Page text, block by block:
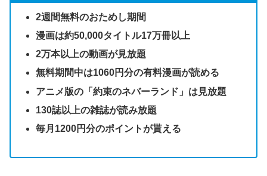
2週間無料のおためし期間
漫画は約50,000タイトル17万冊以上
2万本以上の動画が見放題
無料期間中は1060円分の有料漫画が読める
アニメ版の「約束のネバーランド」は見放題
130誌以上の雑誌が読み放題
毎月1200円分のポイントが貰える